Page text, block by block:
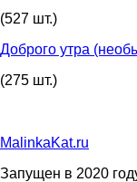
(527 шт.)
Доброго утра
(275 шт.)
MalinkaKat.ru
Запущен в 2020